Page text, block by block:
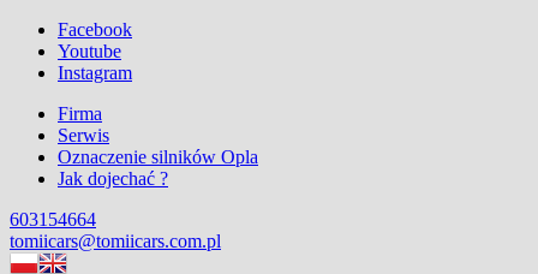
Facebook
Youtube
Instagram
Firma
Serwis
Oznaczenie silników Opla
Jak dojechać ?
603154664
tomiicars@tomiicars.com.pl